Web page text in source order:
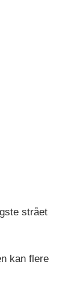
strået
kan flere